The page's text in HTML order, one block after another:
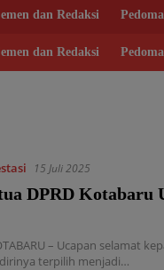
dan Redaksi
dan Redaksi
15 Juli 2025
DPRD Kotabaru
– Ucapan selamat
terpilih menjadi…